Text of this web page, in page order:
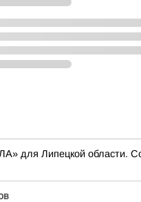
для Липецкой области.